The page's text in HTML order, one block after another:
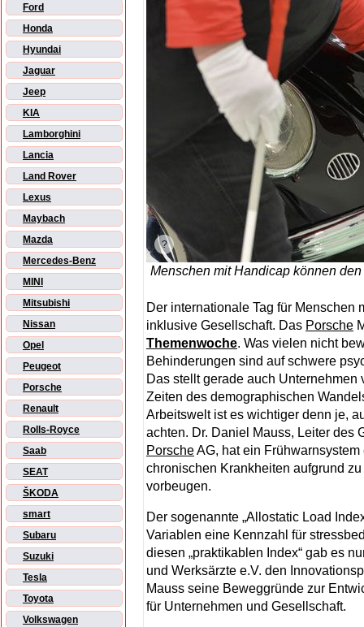
Ford
Honda
Hyundai
Jaguar
Jeep
KIA
Lamborghini
Lancia
Land Rover
Lexus
Maybach
Mazda
Mercedes-Benz
MINI
Mitsubishi
Nissan
Opel
Peugeot
Porsche
Renault
Rolls-Royce
Saab
SEAT
ŠKODA
smart
Subaru
Suzuki
Tesla
Toyota
Volkswagen
Menschen mit Handicap können
Der internationale Tag für Menschen
inklusive Gesellschaft. Das Porsche
Themenwoche. Was vielen nicht
Behinderungen sind auf schwere
Das stellt gerade auch
Zeiten des demographischen
Arbeitswelt ist es wichtiger denn je,
achten. Dr. Daniel Mauss, Leiter des
PorscheAG, hat ein
chronischen Krankheiten aufgrund
vorbeugen.
Der sogenannte „Allostatic Load
Variablen eine Kennzahl für
diesen „praktikablen Index“ gab es
und Werksärzte e.V. den
Mauss seine Beweggründe zur
für Unternehmen und Gesellschaft.